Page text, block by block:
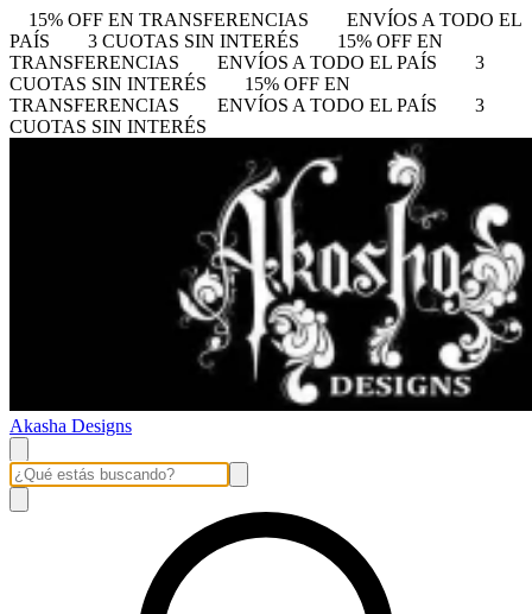
15% OFF EN TRANSFERENCIAS
ENVÍOS A TODO EL
PAÍS
3 CUOTAS SIN INTERÉS
15% OFF EN
TRANSFERENCIAS
ENVÍOS A TODO EL PAÍS
3
CUOTAS SIN INTERÉS
15% OFF EN
TRANSFERENCIAS
ENVÍOS A TODO EL PAÍS
3
CUOTAS SIN INTERÉS
Akasha Designs